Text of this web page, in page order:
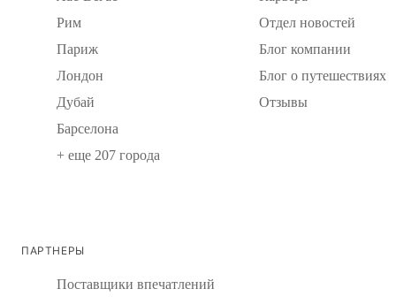
Рим
Париж
Лондон
Дубай
Барселона
+ еще 207 города
Отдел новостей
Блог компании
Блог о путешествиях
Отзывы
ПАРТНЕРЫ
Поставщики впечатлений